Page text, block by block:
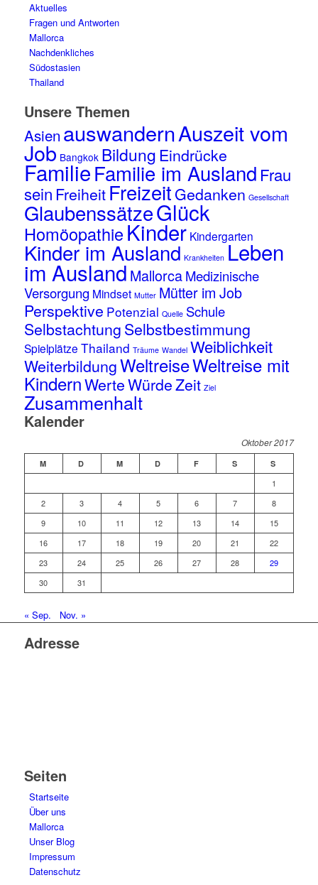
Aktuelles
Fragen und Antworten
Mallorca
Nachdenkliches
Südostasien
Thailand
Unsere Themen
Asien auswandernAuszeit vom
Job Bangkok Bildung Eindrücke
FamilieFamilie im Ausland Frau
sein Freiheit FreizeitGedanken Gesellschaft
GlaubenssätzeGlück
Homöopathie Kinder Kindergarten
Kinder im Ausland Krankheiten Leben
im Ausland Mallorca Medizinische
Versorgung Mindset Mutter Mütter im Job
Perspektive Potenzial Quelle Schule
SelbstachtungSelbstbestimmung
Spielplätze Thailand Träume Wandel Weiblichkeit
WeiterbildungWeltreiseWeltreise mit
KindernWerteWürdeZeit Ziel
Zusammenhalt
Kalender
Oktober 2017
M D M D F S S
1
2
3 4 5 6 7
8
9
10 11 12 13 14
15
16
17 18 19 20 21
22
23
24 25 26 27 28
29
30
31
« Sep. Nov. »
Adresse
Seiten
Startseite
Über uns
Mallorca
Unser Blog
Impressum
Datenschutz